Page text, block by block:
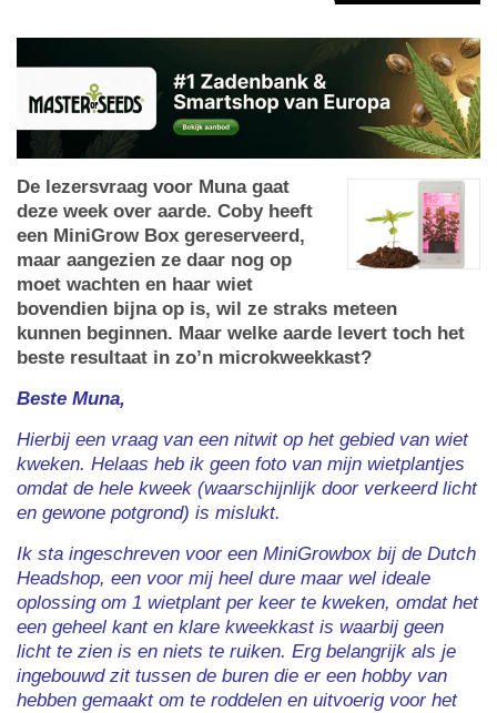
De lezersvraag voor Muna gaat
deze week over aarde. Coby heeft
een MiniGrow Box gereserveerd,
maar aangezien ze daar nog op
moet wachten en haar wiet
bovendien bijna op is, wil ze straks meteen
kunnen beginnen. Maar welke aarde levert toch het
beste resultaat in zo’n microkweekkast?
Beste Muna,
Hierbij een vraag van een nitwit op het gebied van wiet
kweken. Helaas heb ik geen foto van mijn wietplantjes
omdat de hele kweek (waarschijnlijk door verkeerd licht
en gewone potgrond) is mislukt.
Ik sta ingeschreven voor een MiniGrowbox bij de Dutch
Headshop, een voor mij heel dure maar wel ideale
oplossing om 1 wietplant per keer te kweken, omdat het
een geheel kant en klare kweekkast is waarbij geen
licht te zien is en niets te ruiken. Erg belangrijk als je
ingebouwd zit tussen de buren die er een hobby van
hebben gemaakt om te roddelen en uitvoerig voor het